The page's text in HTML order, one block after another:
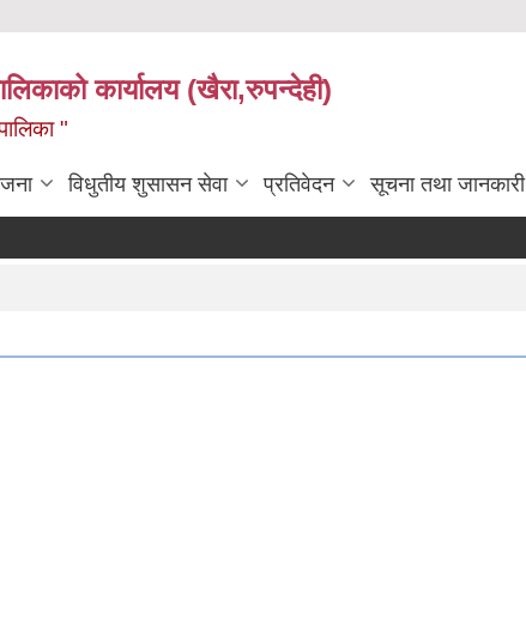
कार्यालय (खैरा,रुपन्देही)
"
विधुतीय शुसासन सेवा प्रतिवेदन सूचना तथा जानकारी